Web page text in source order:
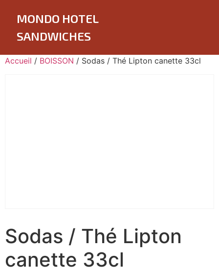
MONDO HOTEL
SANDWICHES
Accueil / BOISSON / Sodas / Thé Lipton canette 33cl
Sodas / Thé Lipton
canette 33cl